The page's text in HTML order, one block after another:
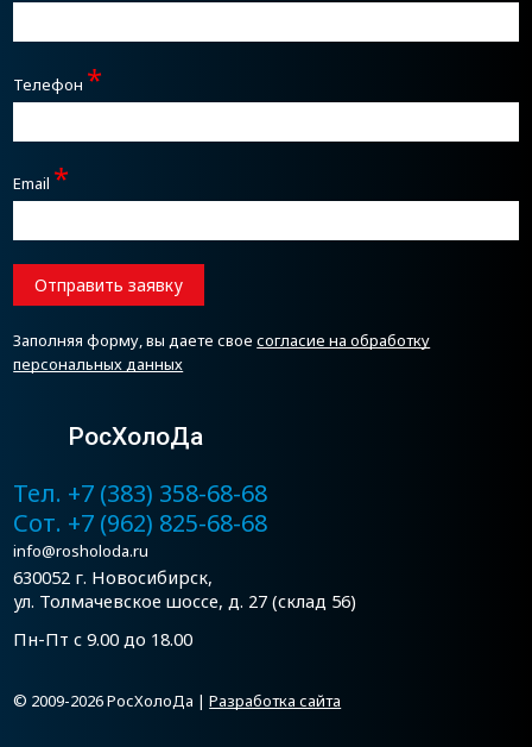
Телефон *
Email *
Отправить заявку
Заполняя форму, вы даете своесогласие на обработку
персональных данных
РосХолоДа
Тел. +7 (383) 358-68-68
Сот. +7 (962) 825-68-68
info@rosholoda.ru
630052 г. Новосибирск,
ул. Толмачевское шоссе, д. 27 (склад 56)
Пн-Пт с 9.00 до 18.00
© 2009-2026 РосХолоДа |Разработка сайта